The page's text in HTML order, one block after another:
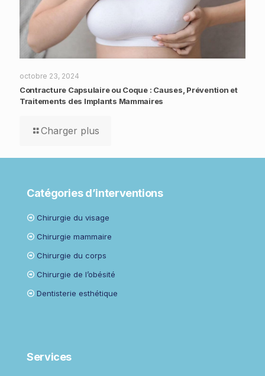
octobre 23, 2024
Contracture Capsulaire ou Coque : Causes, Prévention et
Traitements des Implants Mammaires
Charger plus
Catégories d’interventions
Chirurgie du visage
Chirurgie mammaire
Chirurgie du corps
Chirurgie de l’obésité
Dentisterie esthétique
Services